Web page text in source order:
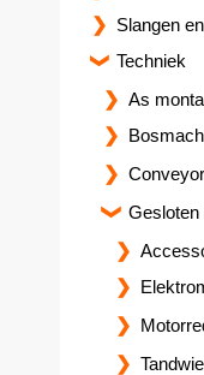
Slangen
Techniek
As
Gesloten